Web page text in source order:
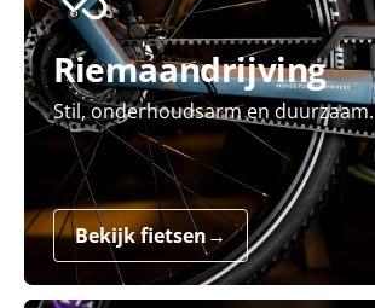
Riemaandrijving
Stil, onderhoudsarm en duurzaam.
Bekijk fietsen→